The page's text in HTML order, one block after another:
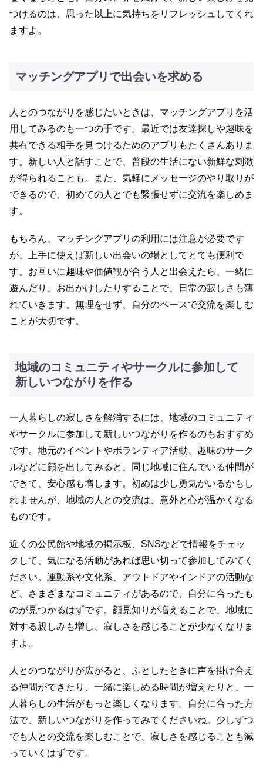
つけるのは、思った以上に気持ちをリフレッシュしてくれ
ますよ。
マッチングアプリで出会いを求める
人とのつながりを感じたいときは、マッチングアプリを活
用してみるのも一つの手です。最近では友達探しや趣味を
共有できる相手を見つけるためのアプリもたくさんありま
す。新しい人と話すことで、普段の生活にない新鮮な刺激
が得られることも。また、気軽にメッセージのやり取りが
できるので、初めての人とでも緊張せずに交流を楽しめま
す。
もちろん、マッチングアプリの利用には注意が必要です
が、上手に使えば新しい出会いの場としてとても便利で
す。お互いに趣味や価値観が合う人と出会えたら、一緒に
遊んだり、お出かけしたりすることで、日常の寂しさも薄
れていきます。無理をせず、自分のペースで交流を楽しむ
ことが大切です。
地域のコミュニティやサークルに参加して
新しいつながりを作る
一人暮らしの寂しさを解消するには、地域のコミュニティ
やサークルに参加して新しいつながりを作るのもおすすめ
です。地元のイベントやボランティア活動、趣味のサーク
ルなどに顔を出してみると、同じ地域に住んでいる仲間が
できて、安心感も増します。初めは少し勇気がいるかもし
れませんが、地域の人との交流は、意外と心が温かくなる
ものです。
近くの公民館や地域の掲示板、SNSなどで情報をチェッ
クして、気になる活動があれば思い切って参加してみてく
ださい。運動系や文化系、アウトドアやインドアの活動な
ど、さまざまなコミュニティがあるので、自分に合ったも
のが見つかるはずです。顔見知りが増えることで、地域に
対する親しみも増し、寂しさを感じることが少なくなりま
すよ。
人とのつながりが広がると、ふとしたときに声を掛け合え
る仲間ができたり、一緒に楽しめる時間が増えたりと、一
人暮らしの生活がもっと楽しくなります。自分に合った方
法で、新しいつながりを作ってみてくださいね。少しずつ
でも人との交流を楽しむことで、寂しさを感じることも減
っていくはずです。